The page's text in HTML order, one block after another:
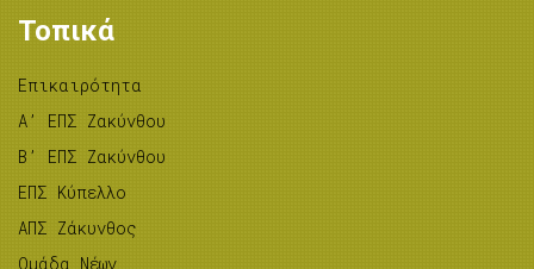
Τοπικά
Επικαιρότητα
A’ ΕΠΣ Ζακύνθου
B’ ΕΠΣ Ζακύνθου
ΕΠΣ Κύπελλο
ΑΠΣ Ζάκυνθος
Ομάδα Νέων